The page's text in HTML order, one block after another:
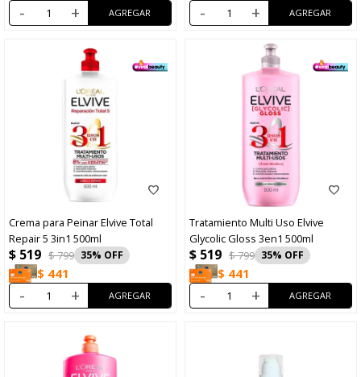
- + - +
Crema para Peinar Elvive Total
Repair 5 3in1 500ml
$ 519 $799 35
$ 441
- +
Tratamiento Multi Uso Elvive
Glycolic Gloss 3en1 500ml
$ 519 $799 35
$ 441
- +